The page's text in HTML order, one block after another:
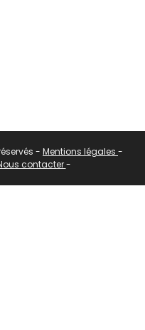
- Mentions légales -
contacter-